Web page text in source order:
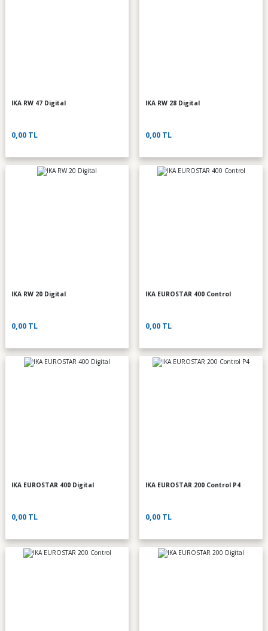
IKA RW 47 Digital
0,00 TL
IKA RW 28 Digital
0,00 TL
IKA RW 20 Digital
0,00 TL
IKA EUROSTAR 400 Control
0,00 TL
IKA EUROSTAR 400 Digital
0,00 TL
IKA EUROSTAR 200 Control P4
0,00 TL